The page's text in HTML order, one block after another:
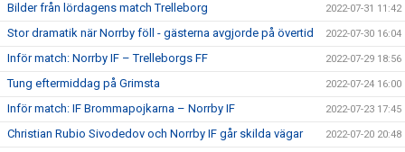
Bilder från lördagens match Trelleborg 2022-07-31 11:42
Stor dramatik när Norrby föll - gästerna avgjorde på övertid 2022-07-30 16:04
Inför match: Norrby IF – Trelleborgs FF 2022-07-29 18:56
Tung eftermiddag på Grimsta 2022-07-24 16:00
Inför match: IF Brommapojkarna – Norrby IF 2022-07-23 17:45
Christian Rubio Sivodedov och Norrby IF går skilda vägar 2022-07-20 20:48